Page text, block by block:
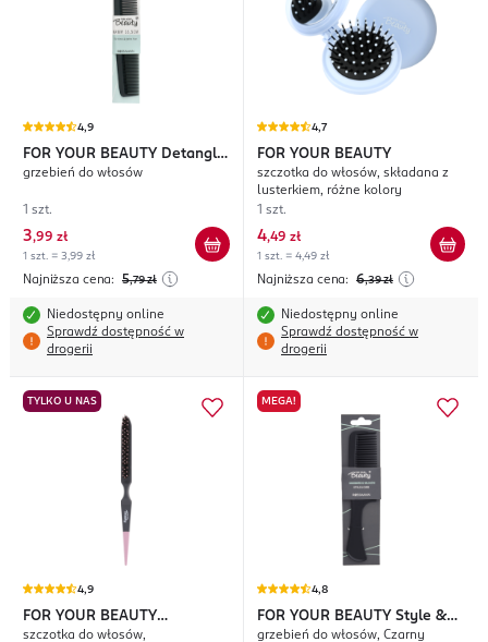
4,9
FOR YOUR BEAUTY Detangle
& Combing
grzebień do włosów
1 szt.
3,99 zł
1 szt. = 3,99 zł
Najniższa cena: 5,79 zł
Niedostępny online
Sprawdź dostępność w
drogerii
4,7
FOR YOUR BEAUTY
szczotka do włosów, składana z
lusterkiem, różne kolory
1 szt.
4,49 zł
1 szt. = 4,49 zł
Najniższa cena: 6,39 zł
Niedostępny online
Sprawdź dostępność w
drogerii
TYLKO U NAS
4,9
FOR YOUR BEAUTY
szczotka do włosów,
MEGA!
4,8
FOR YOUR BEAUTY Style &
grzebień do włosów, Czarny